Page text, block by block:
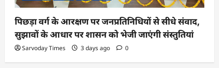
पिछड़ा वर्ग के आरक्षण पर जनप्रतिनिधियों से सीधे संवाद,
सुझावों के आधार पर शासन को भेजी जाएंगी संस्तुतियां
Sarvoday Times 3 days ago 0